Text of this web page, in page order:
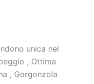
unica nel
, Ottima
, Gorgonzola